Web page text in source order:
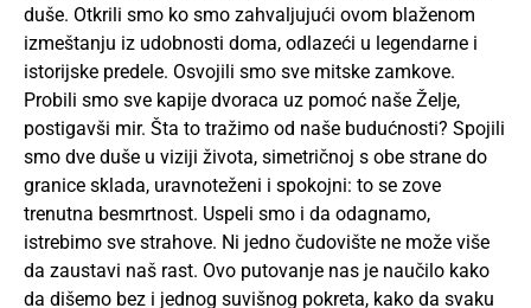
duše. Otkrili smo ko smo zahvaljujući ovom blaženom
izmeštanju iz udobnosti doma, odlazeći u legendarne i
istorijske predele. Osvojili smo sve mitske zamkove.
Probili smo sve kapije dvoraca uz pomoć naše Želje,
postigavši mir. Šta to tražimo od naše budućnosti? Spojili
smo dve duše u viziji života, simetričnoj s obe strane do
granice sklada, uravnoteženi i spokojni: to se zove
trenutna besmrtnost. Uspeli smo i da odagnamo,
istrebimo sve strahove. Ni jedno čudovište ne može više
da zaustavi naš rast. Ovo putovanje nas je naučilo kako
da dišemo bez i jednog suvišnog pokreta, kako da svaku